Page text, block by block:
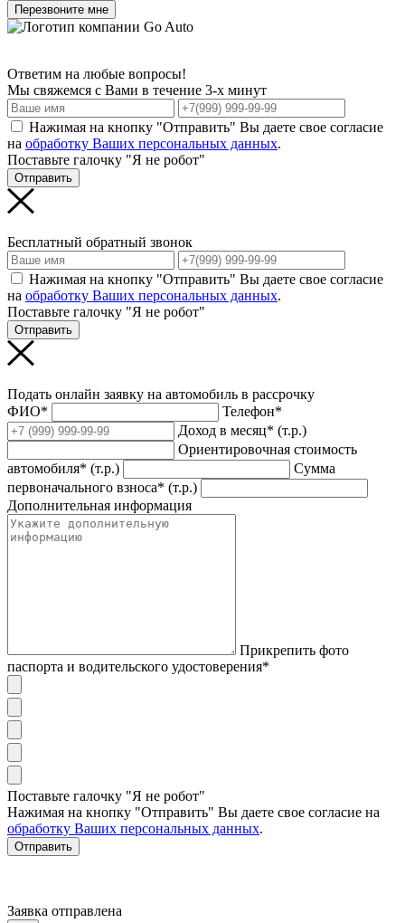
Перезвоните мне
Ответим на любые вопросы!
Мы свяжемся с Вами в течение 3-х минут
Нажимая на кнопку "Отправить" Вы даете свое согласие
на обработку Ваших персональных данных.
Поставьте галочку "Я не робот"
Отправить
Бесплатный обратный звонок
Нажимая на кнопку "Отправить" Вы даете свое согласие
на обработку Ваших персональных данных.
Поставьте галочку "Я не робот"
Отправить
Подать онлайн заявку на автомобиль в рассрочку
ФИО*
Телефон*
Доход в месяц* (т.р.)
Ориентировочная стоимость
автомобиля* (т.р.)
Сумма
первоначального взноса* (т.р.)
Дополнительная информация
Прикрепить фото
паспорта и водительского удостоверения*
Поставьте галочку "Я не робот"
Нажимая на кнопку "Отправить" Вы даете свое согласие на
обработку Ваших персональных данных.
Отправить
Заявка отправлена